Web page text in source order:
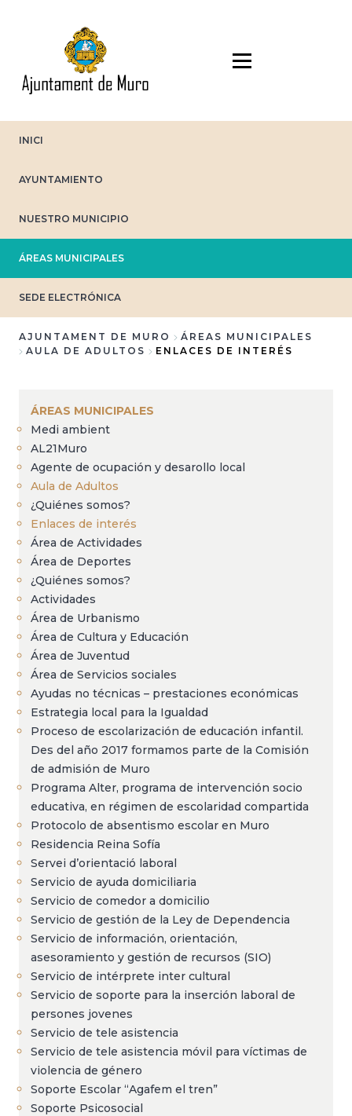
INICI
AYUNTAMIENTO
NUESTRO MUNICIPIO
ÁREAS MUNICIPALES
SEDE ELECTRÓNICA
de
ayuda
a
la
navegación
AJUNTAMENT DE MURO
ÁREAS MUNICIPALES
AULA DE ADULTOS
ENLACES DE INTERÉS
ÁREAS MUNICIPALES
Medi ambient
AL21Muro
Agente de ocupación y desarollo local
Aula de Adultos
¿Quiénes somos?
Enlaces de interés
Área de Actividades
Área de Deportes
¿Quiénes somos?
Actividades
Área de Urbanismo
Área de Cultura y Educación
Área de Juventud
Área de Servicios sociales
Ayudas no técnicas – prestaciones económicas
Estrategia local para la Igualdad
Proceso de escolarización de educación infantil.
Des del año 2017 formamos parte de la Comisión
de admisión de Muro
Programa Alter, programa de intervención socio
educativa, en régimen de escolaridad compartida
Protocolo de absentismo escolar en Muro
Residencia Reina Sofía
Servei d’orientació laboral
Servicio de ayuda domiciliaria
Servicio de comedor a domicilio
Servicio de gestión de la Ley de Dependencia
Servicio de información, orientación,
asesoramiento y gestión de recursos (SIO)
Servicio de intérprete inter cultural
Servicio de soporte para la inserción laboral de
persones jovenes
Servicio de tele asistencia
Servicio de tele asistencia móvil para víctimas de
violencia de género
Soporte Escolar “Agafem el tren”
Soporte Psicosocial